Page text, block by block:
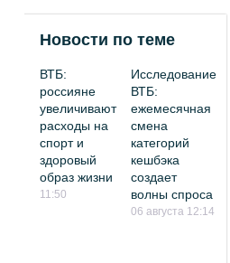
Новости по теме
ВТБ:
россияне
увеличивают
расходы на
спорт и
здоровый
образ жизни
11:50
Исследование
ВТБ:
ежемесячная
смена
категорий
кешбэка
создает
волны спроса
06 августа 12:14